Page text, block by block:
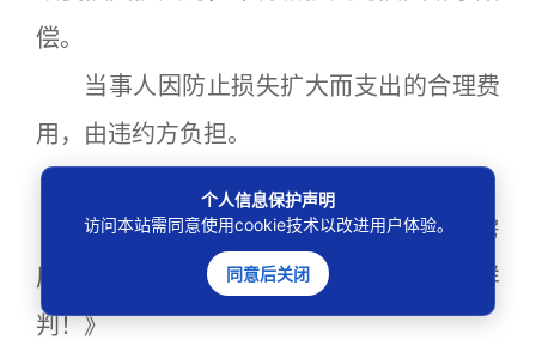
偿。
当事人因防止损失扩大而支出的合理费
用，由违约方负担。
供稿：北京通州法院
原标题：《租客“跑路”后物品没搬，房
屋占用费能算到“天荒地老”？通州法院这样
判！》
个人信息保护声明
访问本站需同意使用cookie技术以改进用户体验。
同意后关闭